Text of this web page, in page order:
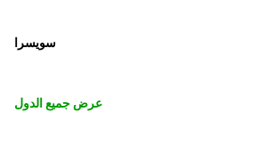
سويسرا
عرض جميع الدول